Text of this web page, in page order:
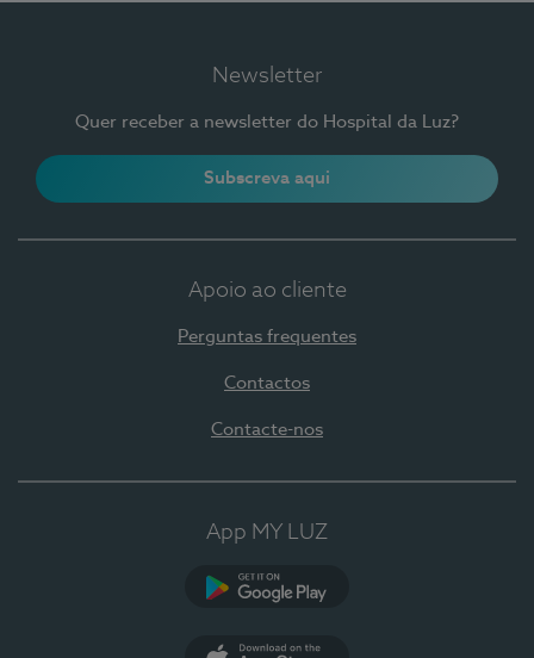
Newsletter
Quer receber a newsletter do Hospital da Luz?
Subscreva aqui
Apoio ao cliente
Perguntas frequentes
Contactos
Contacte-nos
App MY LUZ